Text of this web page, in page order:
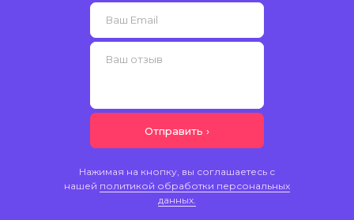
Ваш Email
Ваш отзыв
Отправить ›
Нажимая на кнопку, вы соглашаетесь с
нашей политикой обработки персональных
данных.